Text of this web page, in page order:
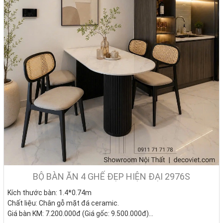
mới nhất trên thị trường, giúp bạn có đa dạng sự lựa chọn, tô điểm
một không gian ăn uống sang trọng và thoải mái nhất!
1.1. Bàn ăn 4 ghế mặt đá chữ nhật - Nét đẹp khỏe khoắn
và sang trọng
Bộ bàn ăn 4 ghế giá rẻ có mặt bàn chữ nhật đang là sản phẩm phố
biến nhất hiện nay. Bàn ăn chữ nhật tạo mặt bằng có sức chứa lớn,
giúp bạn bày biện được nhiều món ăn hơn, lại dễ bài trí ở mọi ngóc
ngách của căn bếp. Bàn ăn 4 ghế đẹp này phù hợp với đa số căn bếp
hiện nay. Bên cạnh đó, bộ bàn ăn kiêm luôn chức năng là vách ngăn
linh hoạt và tinh tế ngăn cách giữa 2 không gian mở là phòng khách
và phòng bếp.
BỘ BÀN ĂN 4 GHẾ ĐẸP HIỆN ĐẠI 2976S
Kích thước bàn: 1.4*0.74m
Chất liệu: Chân gỗ mặt đá ceramic.
Giá bàn KM: 7.200.000đ (Giá gốc: 9.500.000đ)